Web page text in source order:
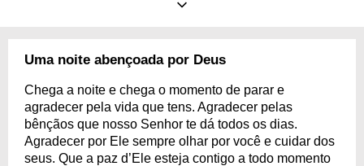
você quer traduzir para quem compartilha a sua religião com tanto amor e
Uma noite abençoada por Deus
Chega a noite e chega o momento de parar e
agradecer pela vida que tens. Agradecer pelas
bênçãos que nosso Senhor te dá todos os dias.
Agradecer por Ele sempre olhar por você e cuidar dos
seus. Que a paz d’Ele esteja contigo a todo momento